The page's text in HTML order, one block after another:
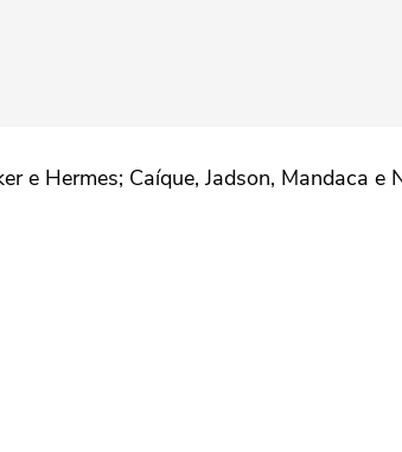
e Hermes; Caíque, Jadson, Mandaca e